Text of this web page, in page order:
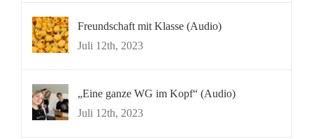
Freundschaft mit Klasse (Audio)
Juli 12th, 2023
„Eine ganze WG im Kopf“ (Audio)
Juli 12th, 2023